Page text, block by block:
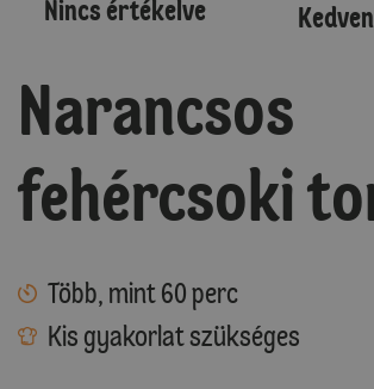
Nincs értékelve
Narancsos
fehércsoki
Több, mint 60 perc
Kis gyakorlat szükséges